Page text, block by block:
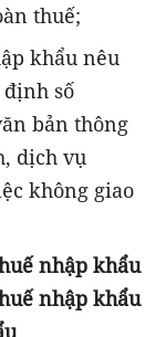
thuế;
khẩu nêu
số
bản thông
dịch vụ
không giao
nhập khẩu
nhập khẩu